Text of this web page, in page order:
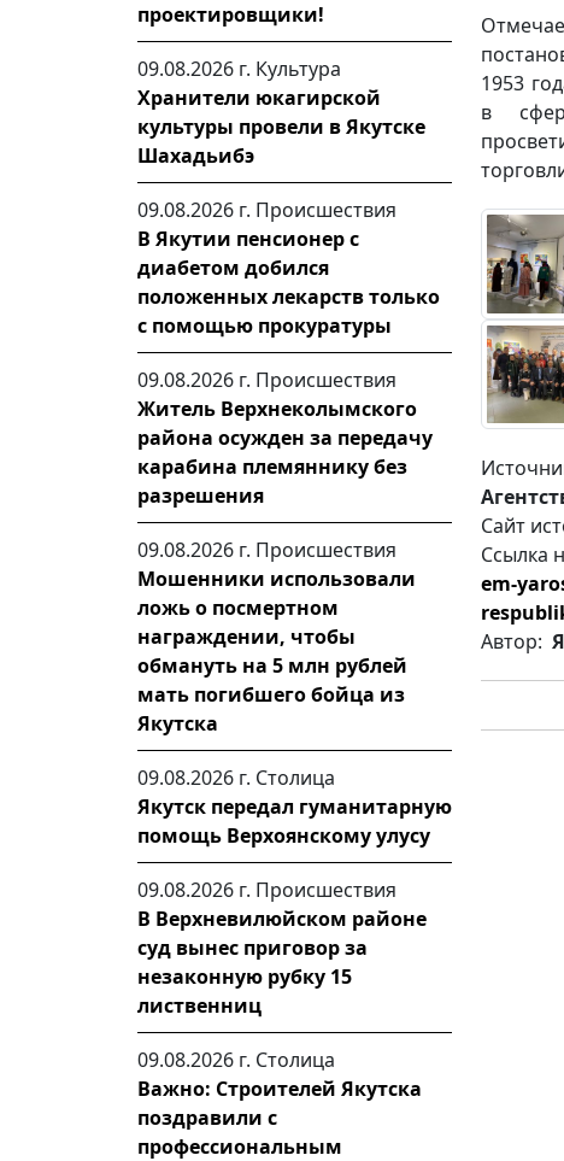
проектировщики!
09.08.2026 г. Культура
Хранители юкагирской
культуры провели в Якутске
Шахадьибэ
09.08.2026 г. Происшествия
В Якутии пенсионер с
диабетом добился
положенных лекарств только
с помощью прокуратуры
09.08.2026 г. Происшествия
Житель Верхнеколымского
района осужден за передачу
карабина племяннику без
разрешения
09.08.2026 г. Происшествия
Мошенники использовали
ложь о посмертном
награждении, чтобы
обмануть на 5 млн рублей
мать погибшего бойца из
Якутска
09.08.2026 г. Столица
Якутск передал гуманитарную
помощь Верхоянскому улусу
09.08.2026 г. Происшествия
В Верхневилюйском районе
суд вынес приговор за
незаконную рубку 15
лиственниц
09.08.2026 г. Столица
Важно: Строителей Якутска
поздравили с
профессиональным
1953
в
Сайт
Ссылка
em-
Автор: